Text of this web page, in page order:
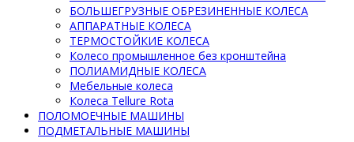
БОЛЬШЕГРУЗНЫЕ ОБРЕЗИНЕННЫЕ КОЛЕСА
АППАРАТНЫЕ КОЛЕСА
ТЕРМОСТОЙКИЕ КОЛЕСА
Колесо промышленное без кронштейна
ПОЛИАМИДНЫЕ КОЛЕСА
Мебельные колеса
Колеса Tellure Rota
ПОЛОМОЕЧНЫЕ МАШИНЫ
ПОДМЕТАЛЬНЫЕ МАШИНЫ